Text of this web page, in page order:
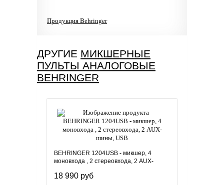
Продукция Behringer
ДРУГИЕ МИКШЕРНЫЕ
ПУЛЬТЫ АНАЛОГОВЫЕ
BEHRINGER
BEHRINGER 1204USB - микшер, 4
моновхода , 2 стереовхода, 2 AUX-
18 990 руб